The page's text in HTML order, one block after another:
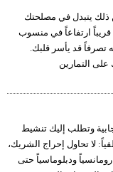
ذلك يتبدل في مصلحتك
ارتفاعاً في منسوب
تصرفاً قد يأسر قلبك.
التمارين
وتطلب إليك تنشيط
لا تحاول إحراج الشريك،
ودبلوماسياً حتى